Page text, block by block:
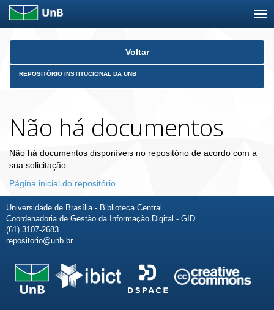
Skip
Voltar
REPOSITÓRIO INSTITUCIONAL DA UNB
Não há documentos
Não há documentos disponíveis no repositório de acordo com a
sua solicitação.
Página inicial do repositório
Universidade de Brasília - Biblioteca Central
Coordenadoria de Gestão da Informação Digital - GID
(61) 3107-2683
repositorio@unb.br